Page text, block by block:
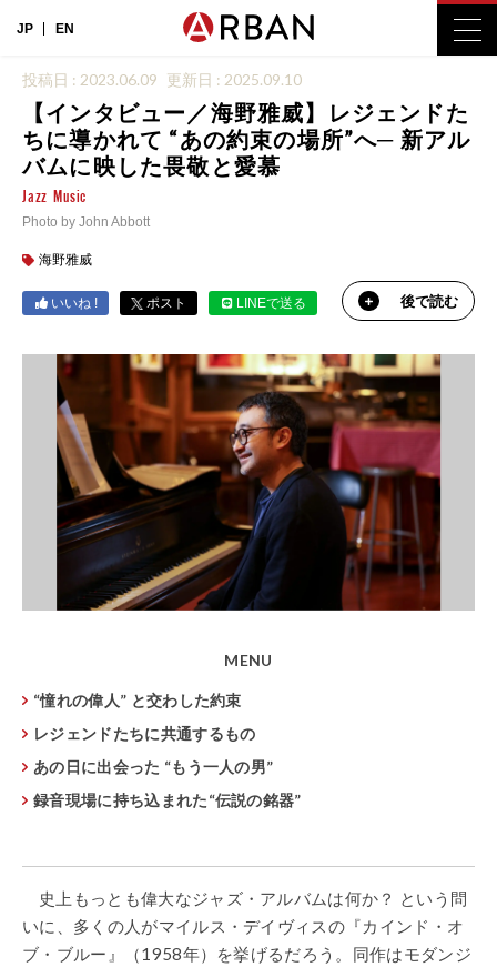
JP EN
投稿日 : 2023.06.09 更新日 : 2025.09.10
【インタビュー／海野雅威】レジェンドた
ちに導かれて “あの約束の場所”へ─ 新アル
バムに映した畏敬と愛慕
Jazz Music
Photo by John Abbott
海野雅威
いいね ! ポスト LINEで送る 後で読む
MENU
“憧れの偉人” と交わした約束
レジェンドたちに共通するもの
あの日に出会った “もう一人の男”
録音現場に持ち込まれた“伝説の銘器”
史上もっとも偉大なジャズ・アルバムは何か？ という問
いに、多くの人がマイルス・デイヴィスの『カインド・オ
ブ・ブルー』（1958年）を挙げるだろう。同作はモダンジ